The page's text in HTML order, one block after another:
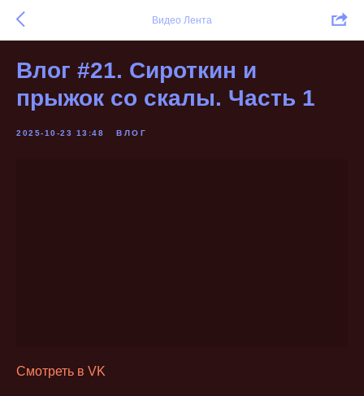
Видео Лента
Влог #21. Сироткин и
прыжок со скалы. Часть 1
2025-10-23 13:48 ВЛОГ
Смотреть в VK